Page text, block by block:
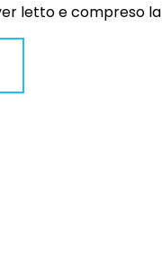
letto e compreso la